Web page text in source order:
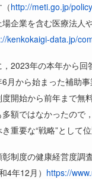
http://meti.go.jp/
場企業を含む医療法人
kenkokaigi-data.jp/
2023年の本年から回
6 月から始まった補助
度開始から前年まで無
多額ではなかったので
重要な“戦略”として
制度の健康経営度調
4年12 月） https://